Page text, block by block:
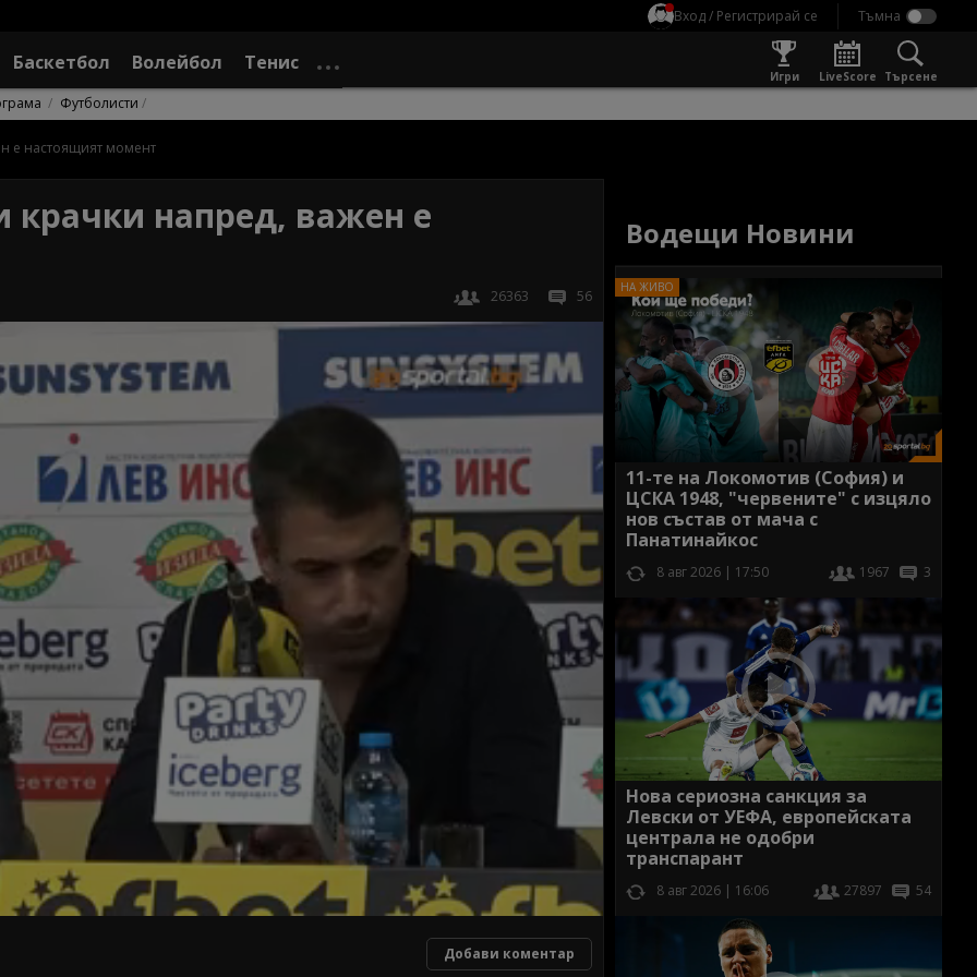
Вход / Регистрирай се
Баскетбол Волейбол Тенис
Игри LiveScore Търсене
Футболисти
е настоящият момент
крачки напред, важен е
26363 56
Добави коментар
Водещи Новини
11-те на Локомотив (София) и
ЦСКА 1948, "червените" с изцяло
нов състав от мача с
Панатинайкос
8 авг 2026 | 17:50 1967 3
Нова сериозна санкция за
Левски от УЕФА, европейската
централа не одобри
транспарант
8 авг 2026 | 16:06 27897 54